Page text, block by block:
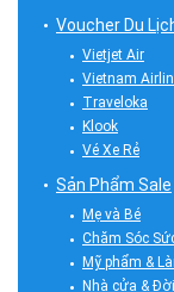
Voucher Du
Vietjet Air
Vietnam
Traveloka
Klook
Vé Xe Rẻ
Sản Phẩm Sale
Mẹ và Bé
Chăm Sóc
Mỹ phẩm &
Nhà cửa &